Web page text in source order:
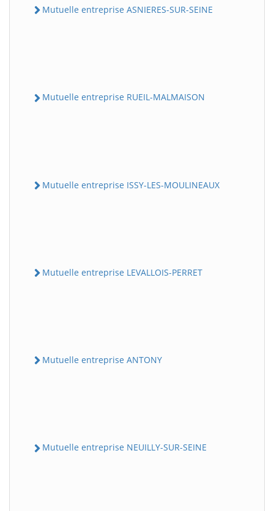
Mutuelle entreprise ASNIERES-SUR-SEINE
Mutuelle entreprise RUEIL-MALMAISON
Mutuelle entreprise ISSY-LES-MOULINEAUX
Mutuelle entreprise LEVALLOIS-PERRET
Mutuelle entreprise ANTONY
Mutuelle entreprise NEUILLY-SUR-SEINE